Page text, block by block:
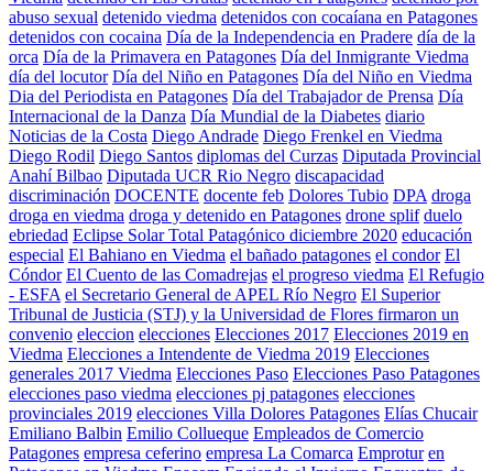
abuso sexual detenido viedma detenidos con cocaíana en Patagones
detenidos con cocaina Día de la Independencia en Pradere día de la
orca Día de la Primavera en Patagones Día del Inmigrante Viedma
día del locutor Día del Niño en Patagones Día del Niño en Viedma
Dia del Periodista en Patagones Día del Trabajador de Prensa Día
Internacional de la Danza Día Mundial de la Diabetes diario
Noticias de la Costa Diego Andrade Diego Frenkel en Viedma
Diego Rodil Diego Santos diplomas del Curzas Diputada Provincial
Anahí Bilbao Diputada UCR Rio Negro discapacidad
discriminación DOCENTE docente feb Dolores Tubio DPA droga
droga en viedma droga y detenido en Patagones drone splif duelo
ebriedad Eclipse Solar Total Patagónico diciembre 2020 educación
especial El Bahiano en Viedma el bañado patagones el condor El
Cóndor El Cuento de las Comadrejas el progreso viedma El Refugio
- ESFA el Secretario General de APEL Río Negro El Superior
Tribunal de Justicia (STJ) y la Universidad de Flores firmaron un
convenio eleccion elecciones Elecciones 2017 Elecciones 2019 en
Viedma Elecciones a Intendente de Viedma 2019 Elecciones
generales 2017 Viedma Elecciones Paso Elecciones Paso Patagones
elecciones paso viedma elecciones pj patagones elecciones
provinciales 2019 elecciones Villa Dolores Patagones Elías Chucair
Emiliano Balbin Emilio Collueque Empleados de Comercio
Patagones empresa ceferino empresa La Comarca Emprotur en